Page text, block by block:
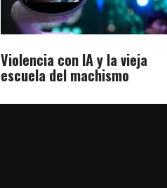
Violencia con IA y la vieja
escuela del machismo